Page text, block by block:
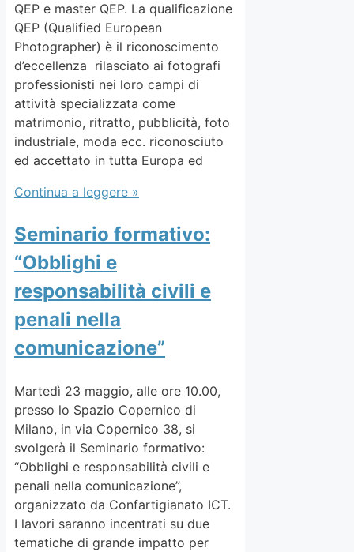
QEP e master QEP. La qualificazione
QEP (Qualified European
Photographer) è il riconoscimento
d’eccellenza rilasciato ai fotografi
professionisti nei loro campi di
attività specializzata come
matrimonio, ritratto, pubblicità, foto
industriale, moda ecc. riconosciuto
ed accettato in tutta Europa ed
Continua a leggere »
Seminario formativo:
“Obblighi e
responsabilità civili e
penali nella
comunicazione”
Martedì 23 maggio, alle ore 10.00,
presso lo Spazio Copernico di
Milano, in via Copernico 38, si
svolgerà il Seminario formativo:
“Obblighi e responsabilità civili e
penali nella comunicazione”,
organizzato da Confartigianato ICT.
I lavori saranno incentrati su due
tematiche di grande impatto per